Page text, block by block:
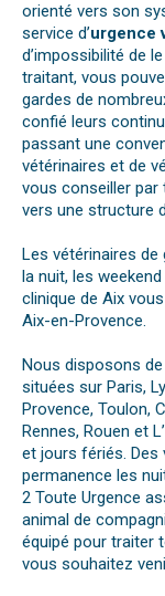
orienté vers son
service d’urgence
d’impossibilité de
traitant, vous
gardes de
confié leurs
passant une
vétérinaires et de
vous conseiller par
vers une structure
Les vétérinaires de
la nuit, les
clinique de Aix
Aix-en-Provence.
Nous disposons de
situées sur Paris,
Provence, Toulon,
Rennes, Rouen et
et jours fériés. Des
permanence les
2 Toute Urgence
animal de
équipé pour traiter
vous souhaitez